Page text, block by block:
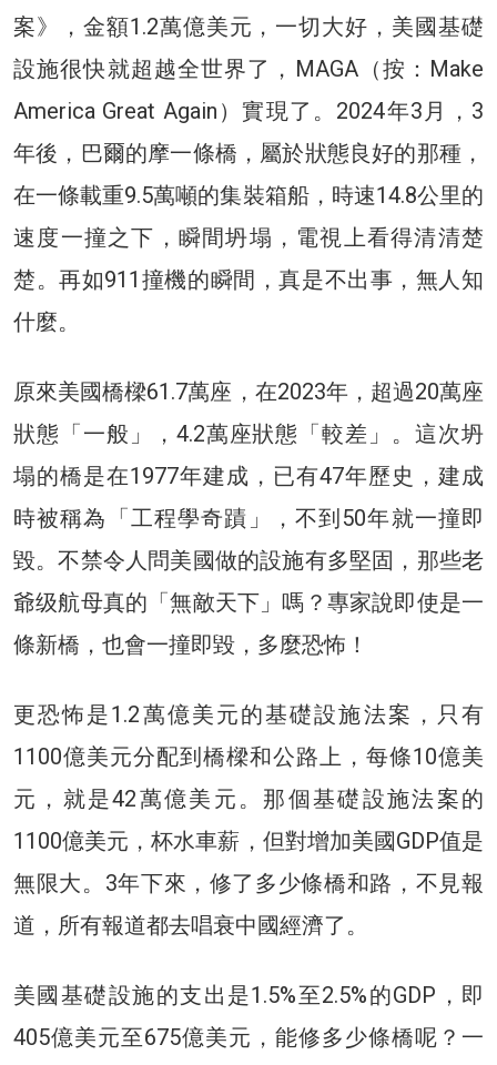
案》，金額1.2萬億美元，一切大好，美國基礎
設施很快就超越全世界了，MAGA（按：Make
America Great Again）實現了。2024年3月，3
年後，巴爾的摩一條橋，屬於狀態良好的那種，
在一條載重9.5萬噸的集裝箱船，時速14.8公里的
速度一撞之下，瞬間坍塌，電視上看得清清楚
楚。再如911撞機的瞬間，真是不出事，無人知
什麼。
原來美國橋樑61.7萬座，在2023年，超過20萬座
狀態「一般」，4.2萬座狀態「較差」。這次坍
塌的橋是在1977年建成，已有47年歷史，建成
時被稱為「工程學奇蹟」，不到50年就一撞即
毀。不禁令人問美國做的設施有多堅固，那些老
爺级航母真的「無敵天下」嗎？專家說即使是一
條新橋，也會一撞即毀，多麼恐怖！
更恐怖是1.2萬億美元的基礎設施法案，只有
1100億美元分配到橋樑和公路上，每條10億美
元，就是42萬億美元。那個基礎設施法案的
1100億美元，杯水車薪，但對增加美國GDP值是
無限大。3年下來，修了多少條橋和路，不見報
道，所有報道都去唱衰中國經濟了。
美國基礎設施的支出是1.5%至2.5%的GDP，即
405億美元至675億美元，能修多少條橋呢？一